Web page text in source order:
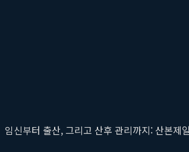
임신부터 출산, 그리고 산후 관리까지: 산본제